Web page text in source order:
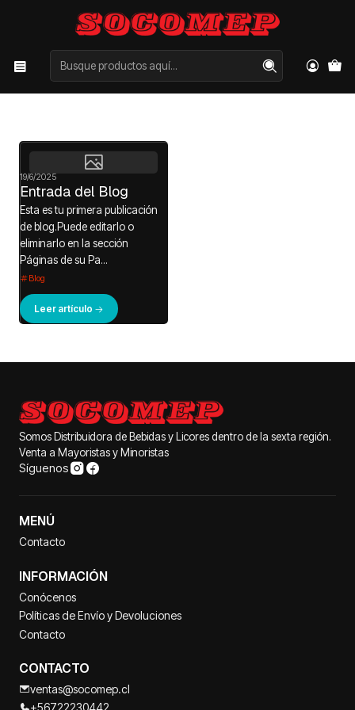
Inicio Blog
Blog
19/6/2025
Entrada del Blog
Esta es tu primera publicación
de blog.Puede editarlo o
eliminarlo en la sección
Páginas de su Pa...
Blog
Leer artículo
Somos Distribuidora de Bebidas y Licores dentro de la sexta región.
Venta a Mayoristas y Minoristas
Síguenos
MENÚ
Contacto
INFORMACIÓN
Conócenos
Políticas de Envío y Devoluciones
Contacto
CONTACTO
ventas@socomep.cl